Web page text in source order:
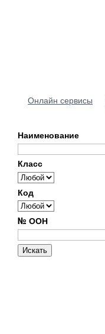
Онлайн сервисы
Наименование
Класс
Код
№ ООН